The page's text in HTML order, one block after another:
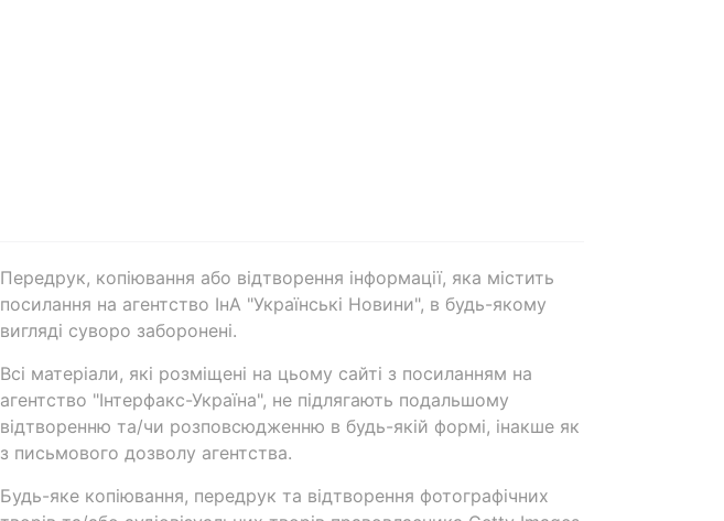
Передрук, копіювання або відтворення інформації, яка містить
посилання на агентство ІнА "Українські Новини", в будь-якому
вигляді суворо заборонені.
Всі матеріали, які розміщені на цьому сайті з посиланням на
агентство "Інтерфакс-Україна", не підлягають подальшому
відтворенню та/чи розповсюдженню в будь-якій формі, інакше як
з письмового дозволу агентства.
Будь-яке копіювання, передрук та відтворення фотографічних